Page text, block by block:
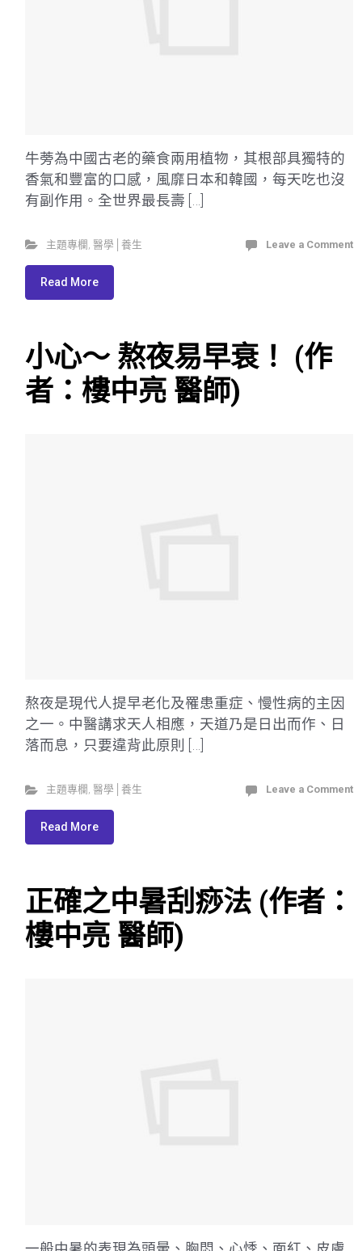
牛蒡為中國古老的藥食兩用植物，其根部具獨特的
香氣和豐富的口感，風靡日本和韓國，每天吃也沒
有副作用。全世界最長壽 […]
主題專欄 醫學│養生 Leave a Comment
Read More
小心～ 熬夜易早衰！ (作
者：樓中亮 醫師)
熬夜是現代人提早老化及罹患重症、慢性病的主因
之一。中醫講求天人相應，天道乃是日出而作、日
落而息，只要違背此原則 […]
主題專欄 , 醫學│養生 Leave a Comment
Read More
正確之中暑刮痧法 (作者：
樓中亮 醫師)